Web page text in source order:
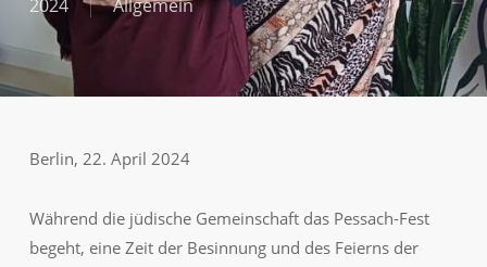
2024
Allgemein
Berlin, 22. April 2024
Während die jüdische Gemeinschaft das Pessach-Fest
begeht, eine Zeit der Besinnung und des Feierns der